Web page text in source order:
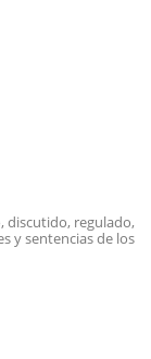
discutido, regulado,
y sentencias de los